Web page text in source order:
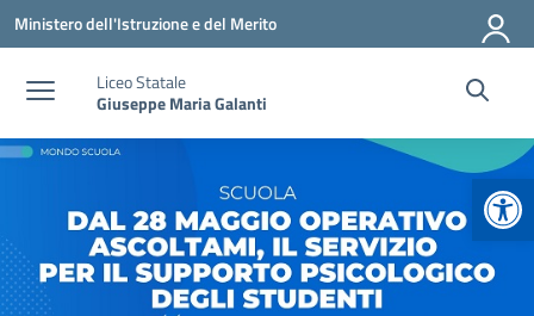
Vai ai contenuti
Vai al menu di navigazione
Vai al footer
Ministero dell'Istruzione e del Merito
Liceo Statale
Giuseppe Maria Galanti